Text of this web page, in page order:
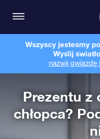
Wszyscy jesteśmy
Wyślij
nazwij
Prezentu z
chłopca?